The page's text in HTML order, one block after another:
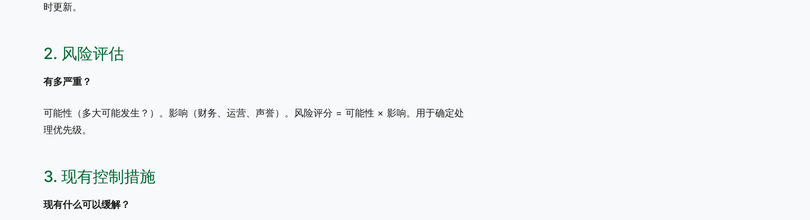
时更新。
2. 风险评估
有多严重？
可能性（多大可能发生？）。影响（财务、运营、声誉）。风险评分 = 可能性 × 影响。用于确定处
理优先级。
3. 现有控制措施
现有什么可以缓解？